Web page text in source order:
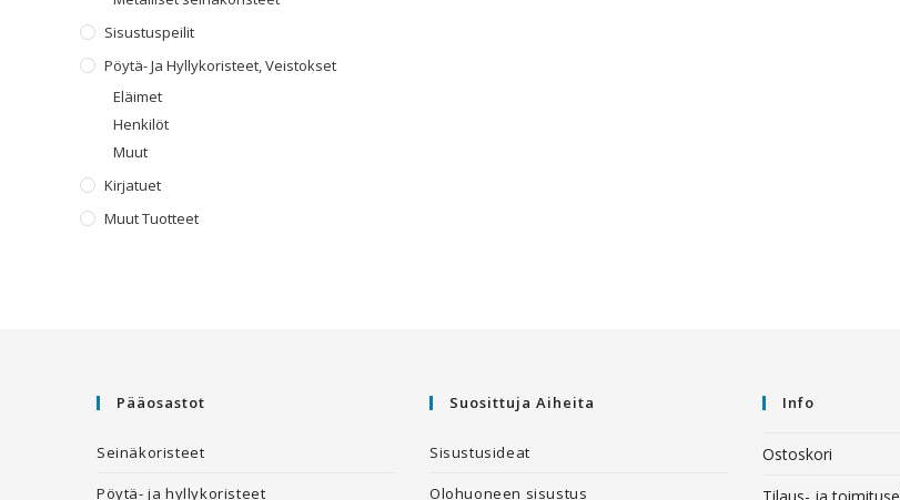
Sisustuspeilit
Pöytä- Ja Hyllykoristeet, Veistokset
Eläimet
Henkilöt
Muut
Kirjatuet
Muut Tuotteet
Pääosastot
Seinäkoristeet
Pöytä- ja hyllykoristeet
Suosittuja Aiheita
Sisustusideat
Olohuoneen sisustus
Info
Ostoskori